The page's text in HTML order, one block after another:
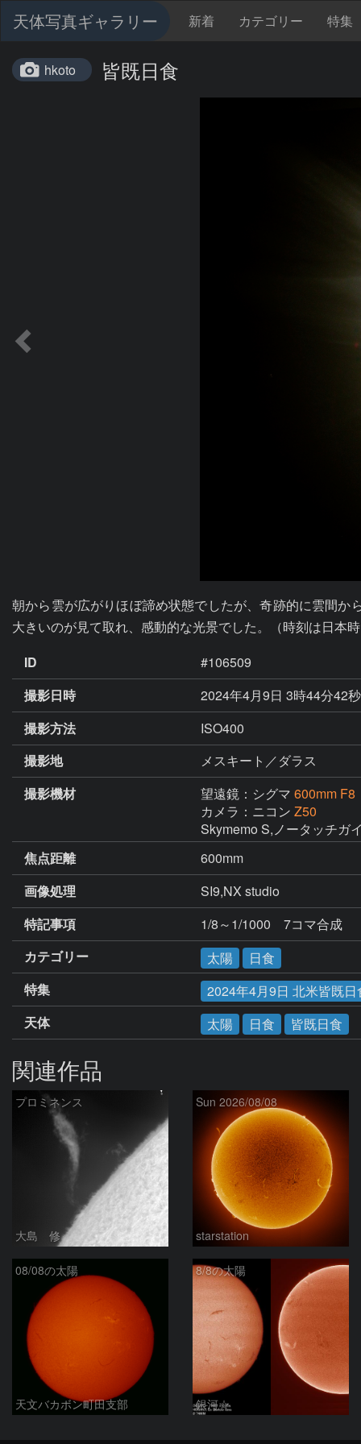
天体写真ギャラリー 新着 カテゴリー 特集
hkoto 皆既日食
朝から雲が広がりほぼ諦め状態でしたが、奇跡的に雲間
大きいのが見て取れ、感動的な光景でした。（時刻は日本
ID
#106509
撮影日時
2024年4月9日 3時44分42
撮影方法
ISO400
撮影地
メスキート／ダラス
撮影機材
望遠鏡：シグマ 600mm F8
カメラ：ニコン Z50
Skymemo S,ノータッチガ
焦点距離
600mm
画像処理
SI9,NX studio
特記事項
1/8～1/1000　7コマ合成
カテゴリー
太陽
日食
特集
2024年4月9日 北米皆既日
天体
太陽 日食 皆既日食
関連作品
プロミネンス
大島 修
Sun 2026/08/08
starstation
08/08の太陽
天文バカボン町田支部
8/8の太陽
銀河☆